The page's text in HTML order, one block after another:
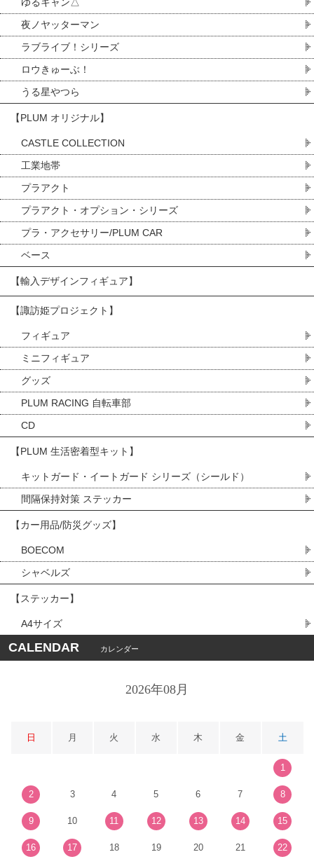
夜ノヤッターマン
ラブライブ！シリーズ
ロウきゅーぶ！
うる星やつら
【PLUM オリジナル】
CASTLE COLLECTION
工業地帯
プラアクト
プラアクト・オプション・シリーズ
プラ・アクセサリー/PLUM CAR
ベース
【輸入デザインフィギュア】
【諏訪姫プロジェクト】
フィギュア
ミニフィギュア
グッズ
PLUM RACING 自転車部
CD
【PLUM 生活密着型キット】
キットガード・イートガード シリーズ（シールド）
間隔保持対策 ステッカー
【カー用品/防災グッズ】
BOECOM
シャベルズ
【ステッカー】
A4サイズ
CALENDAR カレンダー
2026年08月
日 月 火 水 木 金 土
1
2 3 4 5 6 7 8
9 10 11 12 13 14 15
16 17 18 19 20 21 22